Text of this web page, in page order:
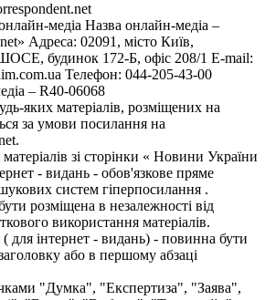
медіа Назва онлайн-медіа –
Адреса: 02091, місто Київ,
будинок 172-Б, офіс 208/1 E-mail:
Телефон: 044-205-43-00
– R40-06068
яких матеріалів, розміщених на
за умови посилання на
зі сторінки « Новини України
- видань - обов'язкове пряме
систем гіперпосилання .
розміщена в незалежності від
використання матеріалів.
для інтернет - видань) - повинна бути
або в першому абзаці
"Думка", "Експертиза", "Заява",